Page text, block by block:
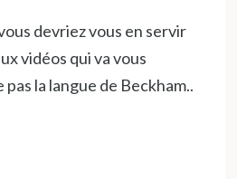
devriez vous en servir
vidéos qui va vous
la langue de Beckham..